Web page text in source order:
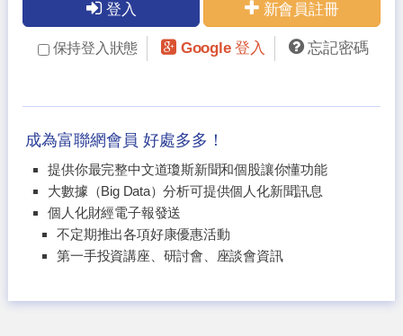
登入 新會員註冊
保持登入狀態 Google 登入 忘記密碼
成為富聯網會員 好處多多！
提供你最完整中文道瓊斯新聞和個股讓你懂功能
大數據（Big Data）分析可提供個人化新聞訊息
個人化財經電子報發送
不定期推出各項好康優惠活動
第一手投資講座、研討會、座談會資訊